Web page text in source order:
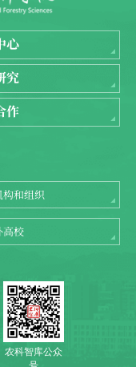
心
究
作
构和组织
高校
农科智库公众